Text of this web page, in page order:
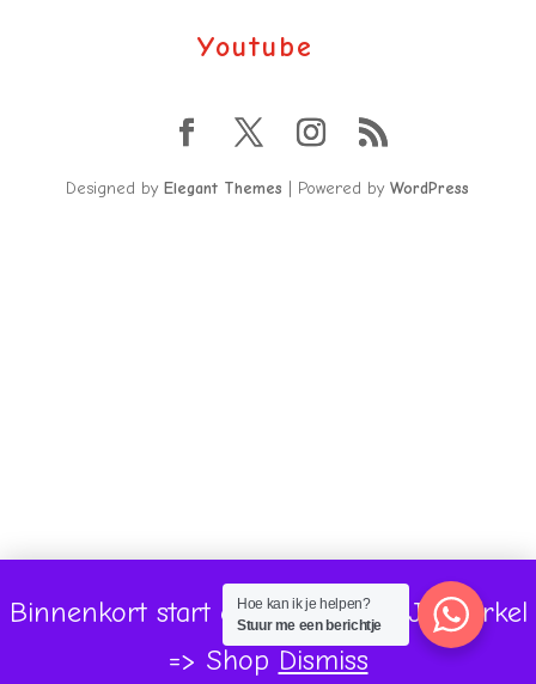
Binnenkort start onze volgende Jaarcirkel
=> Shop Dismiss
Youtube
Designed byElegant Themes | Powered byWordPress
Hoe kan ik je helpen?
Stuur me een berichtje